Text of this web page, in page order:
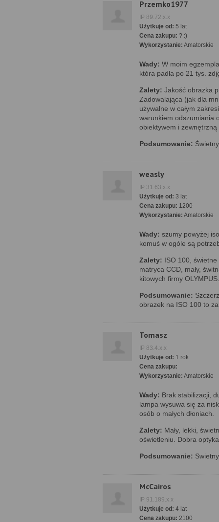
Przemko1977
IP 89.72.x.x
Użytkuje od: 5 lat
Cena zakupu: ? :)
Wykorzystanie: Amatorskie
Wady: W moim
która padła po 21 tys.
Zalety: Jakość obrazka
Zadowalająca (jak dla
używalne w całym
warunkiem odszumiania
obiektywem i
Podsumowanie:
weasly
IP 31.63.x.x
Użytkuje od: 3 lat
Cena zakupu: 1200
Wykorzystanie: Amatorskie
Wady: szumy powyżej
komuś w ogóle są
Zalety: ISO 100,
matryca CCD, mały,
kitowych firmy OLYMPUS.
Podsumowanie:
obrazek na ISO 100 to
Tomasz
IP 83.4.x.x
Użytkuje od: 1 rok
Cena zakupu:
Wykorzystanie: Amatorskie
Wady: Brak stabilizacji,
lampa wysuwa się za
osób o małych dłoniach.
Zalety: Mały, lekki,
oświetleniu. Dobra
Podsumowanie:
McCairos
IP 91.189.x.x
Użytkuje od: 4 lat
Cena zakupu: 2100